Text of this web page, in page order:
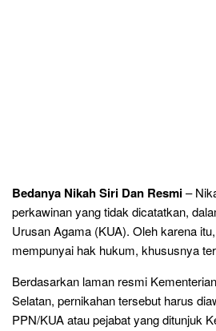
Bedanya Nikah Siri Dan Resmi–
perkawinan yang tidak dicatatkan,
Urusan Agama (KUA). Oleh karena
mempunyai hak hukum, khususnya
Berdasarkan laman resmi
Selatan, pernikahan tersebut harus
PPN/KUA atau pejabat yang ditunjuk